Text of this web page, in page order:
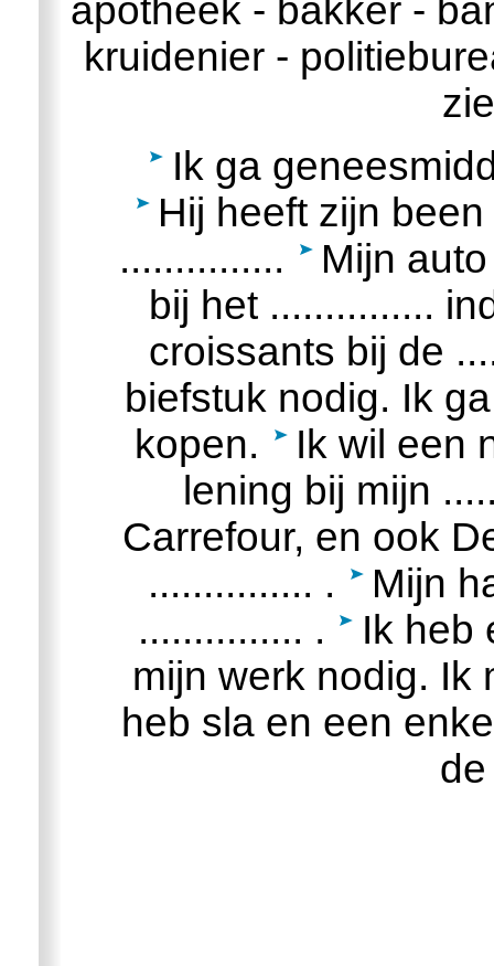
apotheek - bakker -
kruidenier -
Ik ga
Hij heeft zijn
...............
Mijn
bij het ...............
croissants bij de
biefstuk nodig. Ik
kopen.
Ik wil een
lening bij mijn
Carrefour, en ook
............... .
Mijn
............... .
Ik heb
mijn werk nodig. Ik
heb sla en een